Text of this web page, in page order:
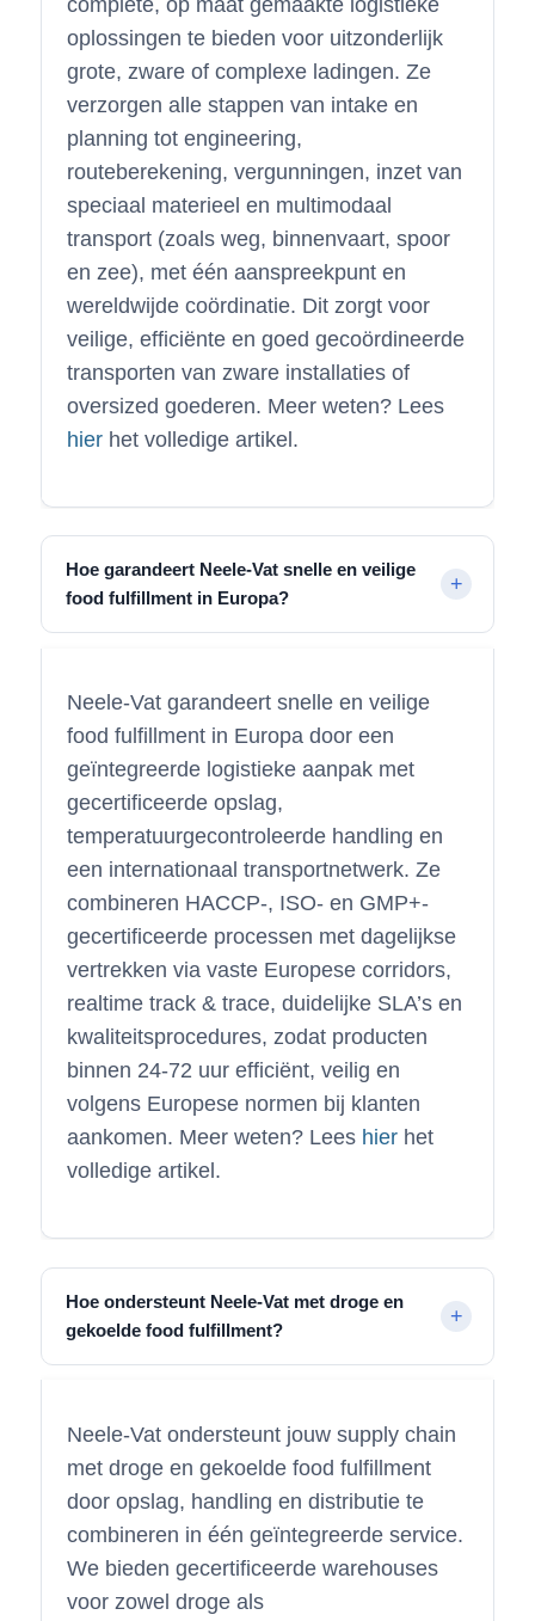
complete, op maat gemaakte logistieke
oplossingen te bieden voor uitzonderlijk
grote, zware of complexe ladingen. Ze
verzorgen alle stappen van intake en
planning tot engineering,
routeberekening, vergunningen, inzet van
speciaal materieel en multimodaal
transport (zoals weg, binnenvaart, spoor
en zee), met één aanspreekpunt en
wereldwijde coördinatie. Dit zorgt voor
veilige, efficiënte en goed gecoördineerde
transporten van zware installaties of
oversized goederen. Meer weten? Lees
hier het volledige artikel.
Hoe garandeert Neele-Vat snelle en veilige
food fulfillment in Europa?
Neele-Vat garandeert snelle en veilige
food fulfillment in Europa door een
geïntegreerde logistieke aanpak met
gecertificeerde opslag,
temperatuurgecontroleerde handling en
een internationaal transportnetwerk. Ze
combineren HACCP-, ISO- en GMP+-
gecertificeerde processen met dagelijkse
vertrekken via vaste Europese corridors,
realtime track & trace, duidelijke SLA’s en
kwaliteitsprocedures, zodat producten
binnen 24-72 uur efficiënt, veilig en
volgens Europese normen bij klanten
aankomen. Meer weten? Lees hier het
volledige artikel.
Hoe ondersteunt Neele-Vat met droge en
gekoelde food fulfillment?
Neele-Vat ondersteunt jouw supply chain
met droge en gekoelde food fulfillment
door opslag, handling en distributie te
combineren in één geïntegreerde service.
We bieden gecertificeerde warehouses
voor zowel droge als